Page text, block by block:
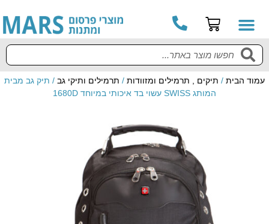
עמוד הבית / תיקים , תרמילים ומזוודות / תרמילים ותיקי גב / תיק גב מבית
המותג SWISS עשוי בד איכותי במיוחד 1680D